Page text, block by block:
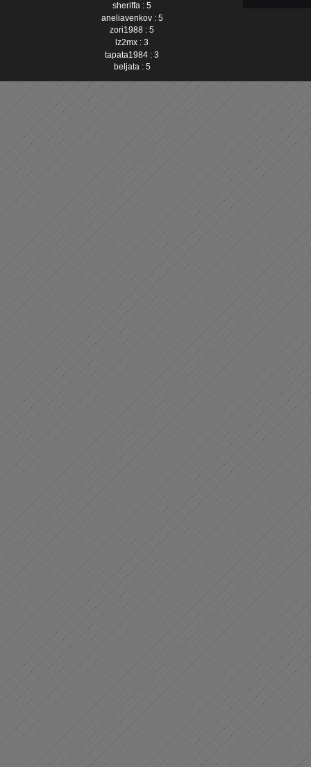
sheriffa : 5
aneliavenkov : 5
zori1988 : 5
lz2mx : 3
tapata1984 : 3
beljata : 5